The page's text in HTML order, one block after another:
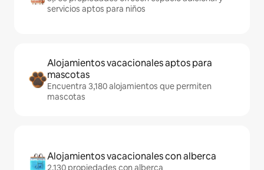
servicios aptos para niños
Alojamientos vacacionales aptos para
mascotas
Encuentra 3,180 alojamientos que permiten
mascotas
Alojamientos vacacionales con alberca
2,130 propiedades con alberca